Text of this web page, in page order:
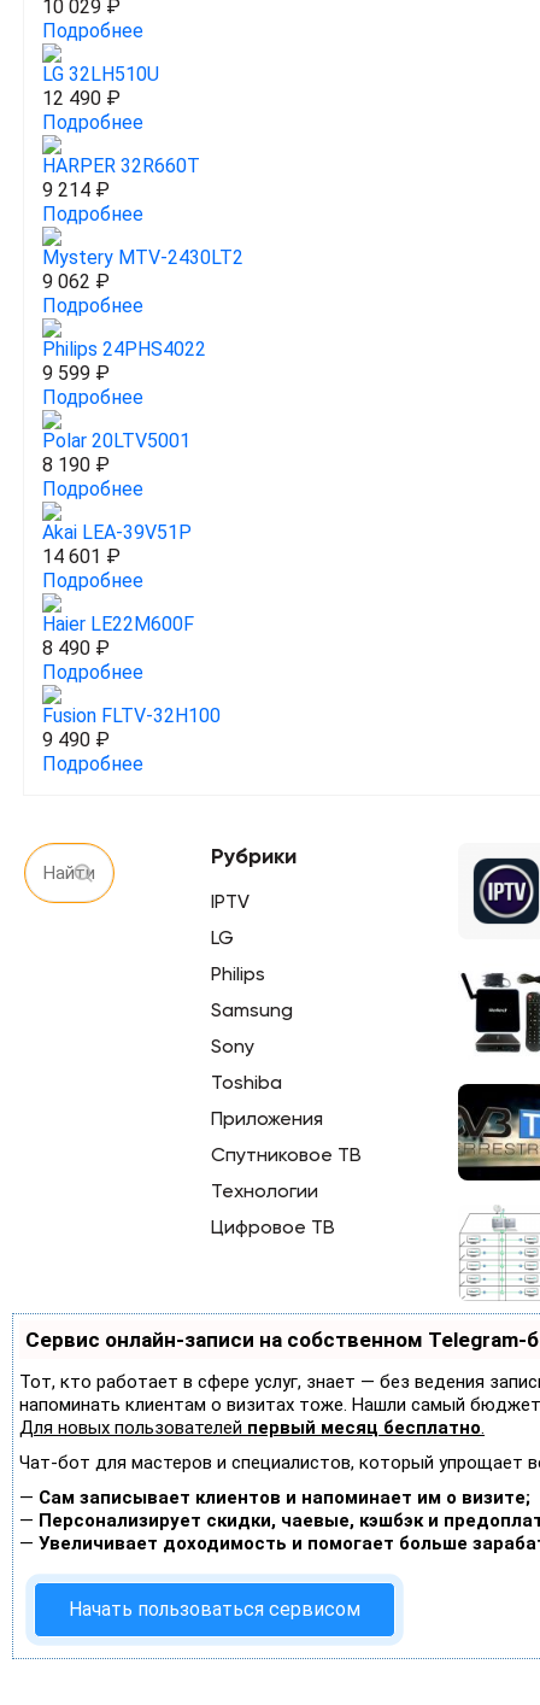
10 029 ₽
Подробнее
LG 32LH510U
12 490 ₽
Подробнее
HARPER 32R660T
9 214 ₽
Подробнее
Mystery MTV-2430LT2
9 062 ₽
Подробнее
Philips 24PHS4022
9 599 ₽
Подробнее
Polar 20LTV5001
8 190 ₽
Подробнее
Akai LEA-39V51P
14 601 ₽
Подробнее
Haier LE22M600F
8 490 ₽
Подробнее
Fusion FLTV-32H100
9 490 ₽
Подробнее
Рубрики
IPTV
LG
Philips
Samsung
Sony
Toshiba
Приложения
Спутниковое ТВ
Технологии
Цифровое ТВ
Сервис онлайн-записи на собственном Telegram-
Тот, кто работает в сфере услуг, знает — без ведения
напоминать клиентам о визитах тоже. Нашли самый
Для новых пользователей первый месяц бесплатно.
Чат-бот для мастеров и специалистов, который упрощает
— Сам записывает клиентов и напоминает им о визите;
— Персонализирует скидки, чаевые, кэшбэк и
— Увеличивает доходимость и помогает больше
Начать пользоваться сервисом